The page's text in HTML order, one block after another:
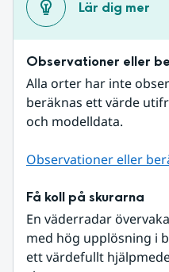
Lär dig mer
Observationer eller
Alla orter har inte
beräknas ett värde
och modelldata.
Observationer eller
Få koll på skurarna
En väderradar
med hög upplösning i
ett värdefullt